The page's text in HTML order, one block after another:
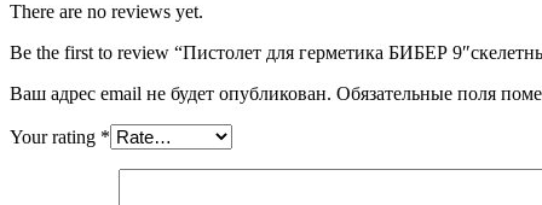
There are no reviews yet.
Be the first to review “Пистолет для герметика БИБЕР
Ваш адрес email не будет опубликован. Обязательные поля
Your rating *